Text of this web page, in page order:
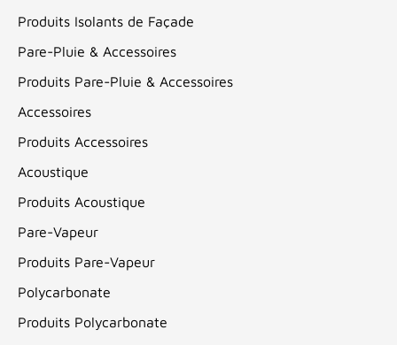
Produits Isolants de Façade
Pare-Pluie & Accessoires
Produits Pare-Pluie & Accessoires
Accessoires
Produits Accessoires
Acoustique
Produits Acoustique
Pare-Vapeur
Produits Pare-Vapeur
Polycarbonate
Produits Polycarbonate